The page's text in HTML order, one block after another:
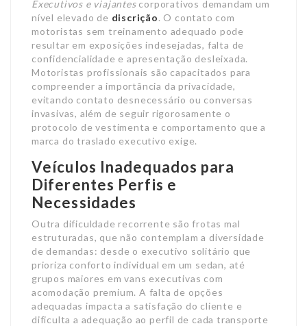
Executivos e viajantescorporativos demandam um
nível elevado de discrição. O contato com
motoristas sem treinamento adequado pode
resultar em exposições indesejadas, falta de
confidencialidade e apresentação desleixada.
Motoristas profissionais são capacitados para
compreender a importância da privacidade,
evitando contato desnecessário ou conversas
invasivas, além de seguir rigorosamente o
protocolo de vestimenta e comportamento que a
marca do traslado executivo exige.
Veículos Inadequados para
Diferentes Perfis e
Necessidades
Outra dificuldade recorrente são frotas mal
estruturadas, que não contemplam a diversidade
de demandas: desde o executivo solitário que
prioriza conforto individual em um sedan, até
grupos maiores em vans executivas com
acomodação premium. A falta de opções
adequadas impacta a satisfação do cliente e
dificulta a adequação ao perfil de cada transporte